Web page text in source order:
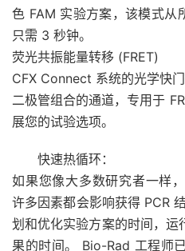
色 FAM 实验方案，该模式
只需 3 秒钟。
荧光共振能量转移 (FRET)
CFX Connect 系统的光学快
二极管组合的通道，专用于
展您的试验选项。
快速热循环：
如果您像大多数研究者一样
许多因素都会影响获得 PCR
划和优化实验方案的时间，运
果的时间。 Bio-Rad 工程师